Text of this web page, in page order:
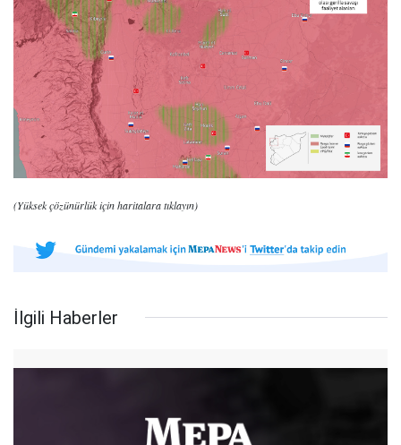
(Yüksek çözünürlük için haritalara tıklayın)
İlgili Haberler